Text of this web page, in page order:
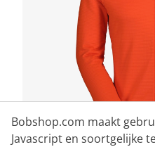
Bobshop.com maakt
Javascript en soortgelijke